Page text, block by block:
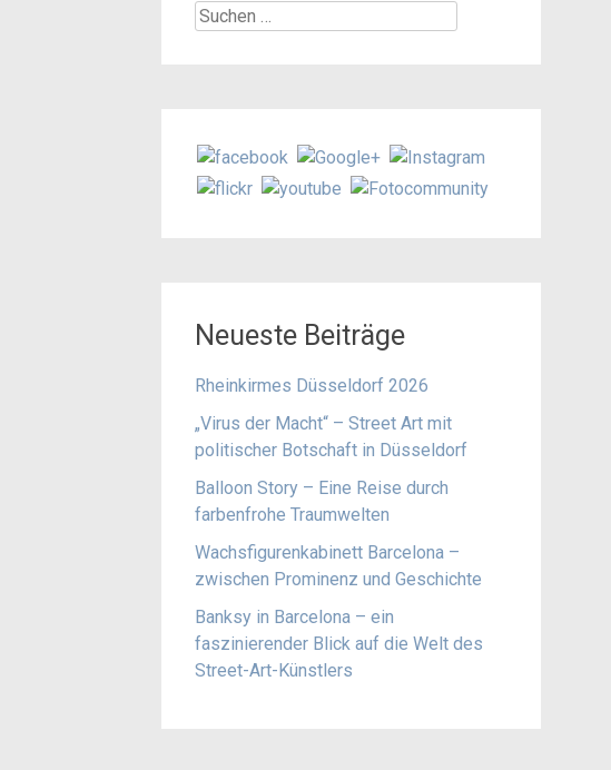
Suchen
Neueste Beiträge
Rheinkirmes Düsseldorf 2026
„Virus der Macht“ – Street Art mit
politischer Botschaft in Düsseldorf
Balloon Story – Eine Reise durch
farbenfrohe Traumwelten
Wachsfigurenkabinett Barcelona –
zwischen Prominenz und Geschichte
Banksy in Barcelona – ein
faszinierender Blick auf die Welt des
Street-Art-Künstlers